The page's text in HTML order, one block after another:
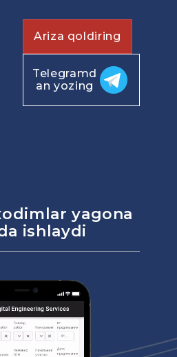
Ariza qoldiring
Telegramd
an yozing
yagona
ishlaydi